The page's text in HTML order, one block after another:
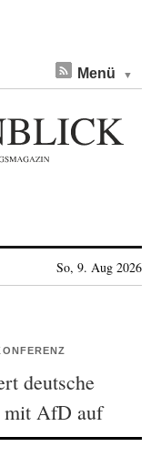
Menü
So, 9. Aug 2026
deutsche
mit AfD auf